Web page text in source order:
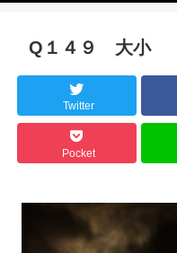
Q１４９ 大小
Twitter
Pocket